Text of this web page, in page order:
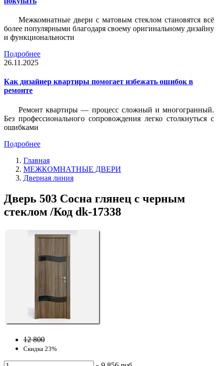
Межкомнатные двери с матовым стеклом становятся всё
более популярными благодаря своему оригинальному дизайну
и функциональности
Подробнее
26.11.2025
Как дизайнер квартиры помогает избежать ошибок в
ремонте
Ремонт квартиры — процесс сложный и многогранный.
Без профессионального сопровождения легко столкнуться с
ошибками
Подробнее
Главная
МЕЖКОМНАТНЫЕ ДВЕРИ
Дверная линия
Дверь 503 Сосна глянец с черным
стеклом /Код dk-17338
12 800
Скидка 23%